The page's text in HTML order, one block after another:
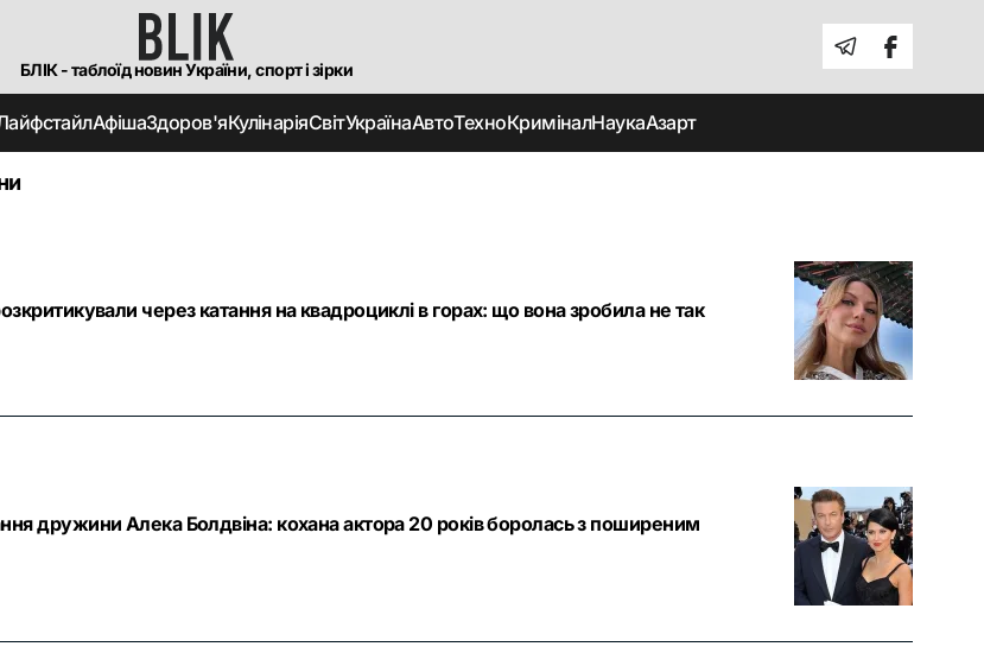
БЛІК - таблоїд новин України, спорт і зірки
АфішаЗдоров'яКулінаріяСвітУкраїнаАвтоТехноКриміналНаукаАзарт
через катання на квадроциклі в горах: що вона зробила не так
дружини Алека Болдвіна: кохана актора 20 років боролась з поширеним